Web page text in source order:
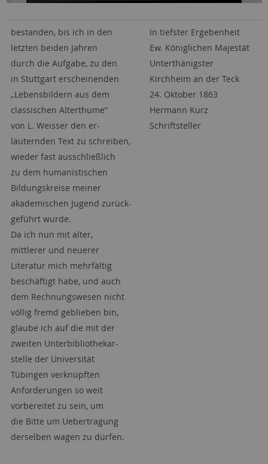
bestanden, bis ich in den
letzten beiden Jahren
durch die Aufgabe, zu den
in Stuttgart erscheinenden
„Lebensbildern aus dem
classischen Alterthume“
von L. Weisser den er-
läuternden Text zu schreiben,
wieder fast ausschließlich
zu dem humanistischen
Bildungskreise meiner
akademischen Jugend zurück-
geführt wurde.
Da ich nun mit alter,
mittlerer und neuerer
Literatur mich mehrfältig
beschäftigt habe, und auch
dem Rechnungswesen nicht
völlig fremd geblieben bin,
glaube ich auf die mit der
zweiten Unterbibliothekar-
stelle der Universität
Tübingen verknüpften
Anforderungen so weit
vorbereitet zu sein, um
die Bitte um Uebertragung
derselben wagen zu dürfen.
In tiefster Ergebenheit
Ew. Königlichen Majestät
Unterthänigster
Kirchheim an der Teck
24. Oktober 1863
Hermann Kurz
Schriftsteller